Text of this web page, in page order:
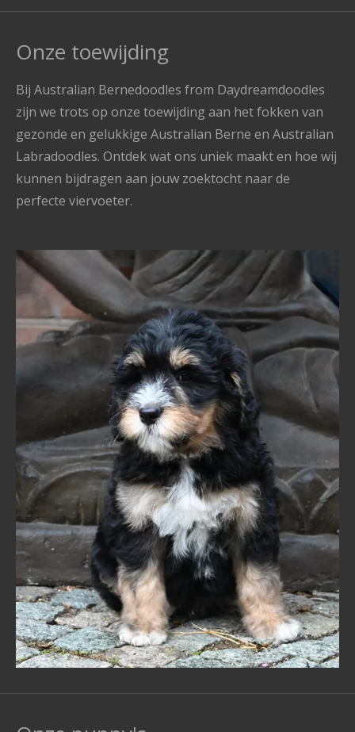
Onze toewijding
Bij Australian Bernedoodles from Daydreamdoodles
zijn we trots op onze toewijding aan het fokken van
gezonde en gelukkige Australian Berne en Australian
Labradoodles. Ontdek wat ons uniek maakt en hoe wij
kunnen bijdragen aan jouw zoektocht naar de
perfecte viervoeter.